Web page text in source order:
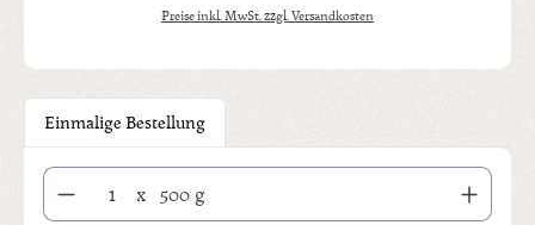
Preise inkl. MwSt. zzgl. Versandkosten
Einmalige Bestellung
Produkt Anzahl: Gib den gewünschten Wert ein oder benutze die
x 500 g